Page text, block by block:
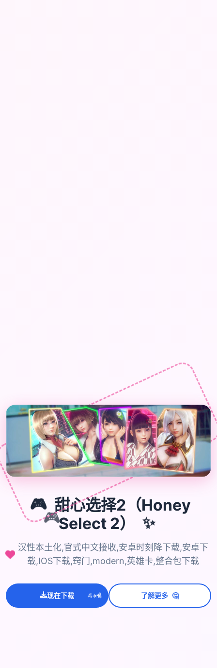
🎮
🎮 甜心选择2（Honey
Select 2）
✨
汉性本土化,官式中文接收,安卓时刻降下载,安卓下
载,IOS下载,窍门,modern,英雄卡,整合包下载
现在下载 ✨⭐💫 了解更多 🤔